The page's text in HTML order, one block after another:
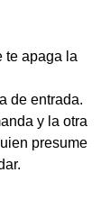
te apaga la
de entrada.
y la otra
presume